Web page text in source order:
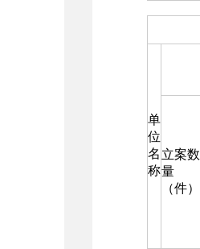
单
位
名
称
立案数
量
（件）